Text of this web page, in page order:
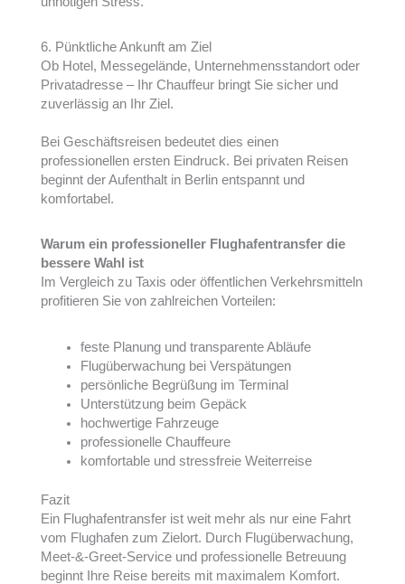
6. Pünktliche Ankunft am Ziel
Ob Hotel, Messegelände, Unternehmensstandort oder
Privatadresse – Ihr Chauffeur bringt Sie sicher und
zuverlässig an Ihr Ziel.
Bei Geschäftsreisen bedeutet dies einen
professionellen ersten Eindruck. Bei privaten Reisen
beginnt der Aufenthalt in Berlin entspannt und
komfortabel.
Warum ein professioneller Flughafentransfer die
bessere Wahl ist
Im Vergleich zu Taxis oder öffentlichen Verkehrsmitteln
profitieren Sie von zahlreichen Vorteilen:
feste Planung und transparente Abläufe
Flugüberwachung bei Verspätungen
persönliche Begrüßung im Terminal
Unterstützung beim Gepäck
hochwertige Fahrzeuge
professionelle Chauffeure
komfortable und stressfreie Weiterreise
Fazit
Ein Flughafentransfer ist weit mehr als nur eine Fahrt
vom Flughafen zum Zielort. Durch Flugüberwachung,
Meet-&-Greet-Service und professionelle Betreuung
beginnt Ihre Reise bereits mit maximalem Komfort.